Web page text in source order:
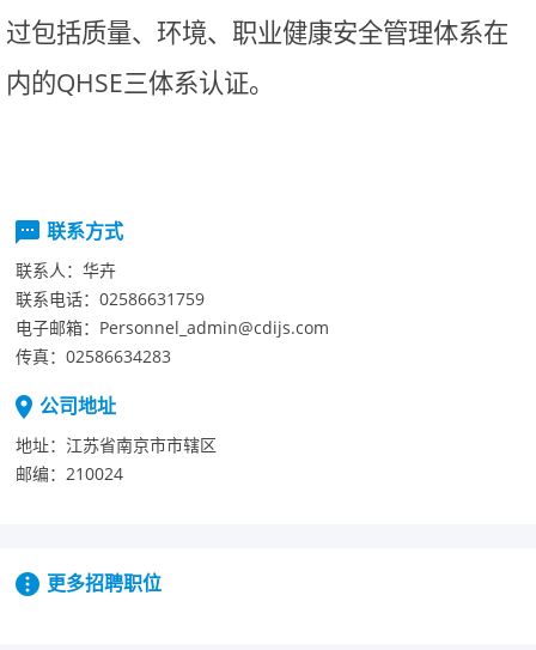
过包括质量、环境、职业健康安全管理体系在
内的QHSE三体系认证。
联系方式
联系人： 华卉
联系电话： 02586631759
电子邮箱： Personnel_admin@cdijs.com
传真： 02586634283
公司地址
地址： 江苏省南京市市辖区
邮编： 210024
更多招聘职位